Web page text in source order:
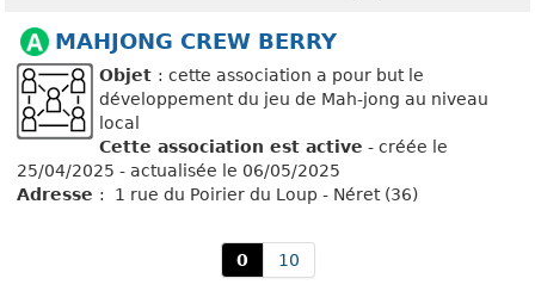
MAHJONG CREW BERRY
Objet : cette association a pour but le
développement du jeu de Mah-jong au niveau
local
Cette association est active - créée le
25/04/2025 - actualisée le 06/05/2025
Adresse : 1 rue du Poirier du Loup - Néret (36)
0 10